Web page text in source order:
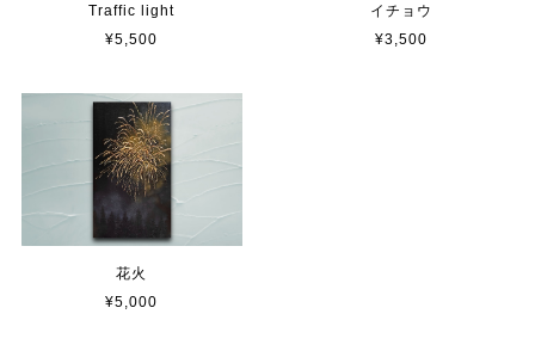
Traffic light
¥5,500
イチョウ
¥3,500
花火
¥5,000